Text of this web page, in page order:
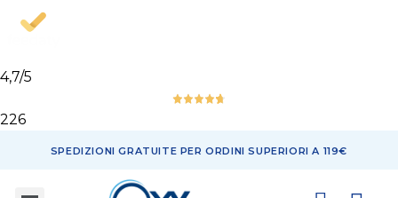
4,7/5
226
SPEDIZIONI GRATUITE PER ORDINI SUPERIORI A 119€